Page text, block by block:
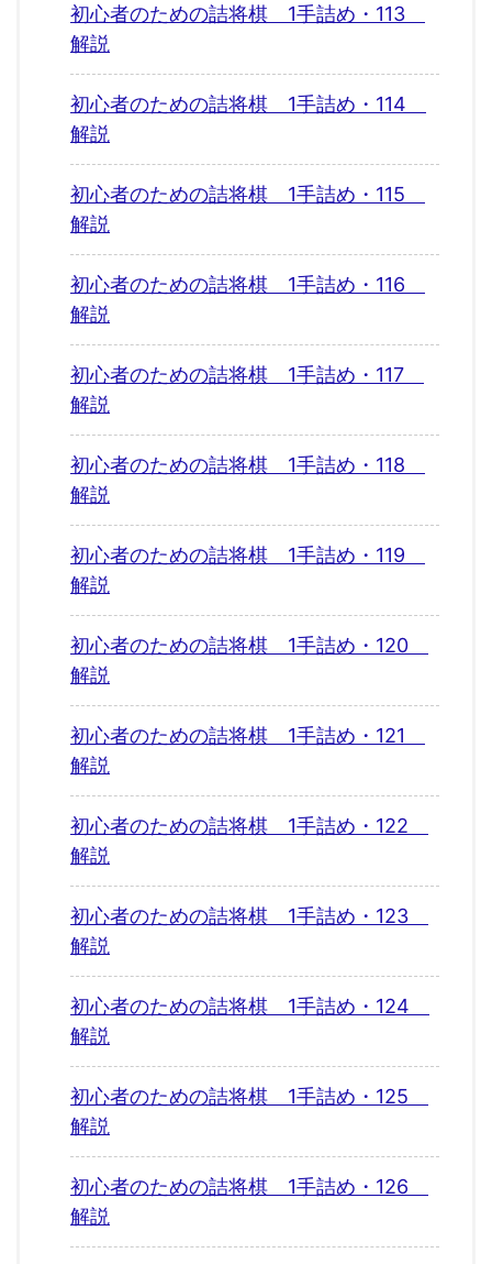
初心者のための詰将棋 1手詰め・113
解説
初心者のための詰将棋 1手詰め・114
解説
初心者のための詰将棋 1手詰め・115
解説
初心者のための詰将棋 1手詰め・116
解説
初心者のための詰将棋 1手詰め・117
解説
初心者のための詰将棋 1手詰め・118
解説
初心者のための詰将棋 1手詰め・119
解説
初心者のための詰将棋 1手詰め・120
解説
初心者のための詰将棋 1手詰め・121
解説
初心者のための詰将棋 1手詰め・122
解説
初心者のための詰将棋 1手詰め・123
解説
初心者のための詰将棋 1手詰め・124
解説
初心者のための詰将棋 1手詰め・125
解説
初心者のための詰将棋 1手詰め・126
解説